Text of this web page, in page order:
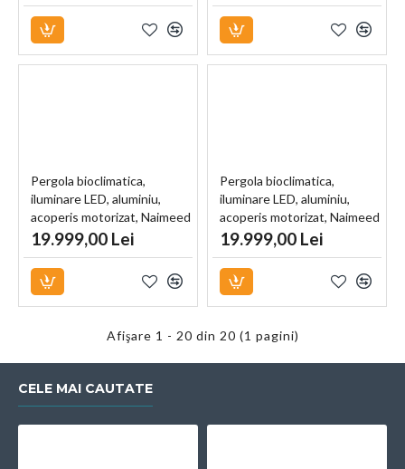
Pergola bioclimatica,
iluminare LED, aluminiu,
acoperis motorizat, Naimeed
D6784, 400x300x250cm,
19.999,00 Lei
Pergola bioclimatica,
iluminare LED, aluminiu,
acoperis motorizat, Naimeed
D6783, 400x300x250cm, Gri
19.999,00 Lei
Afişare 1 - 20 din 20 (1 pagini)
CELE MAI CAUTATE